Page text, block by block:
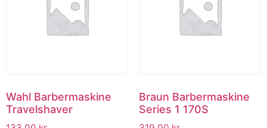
Wahl Barbermaskine
Travelshaver
Braun Barbermaskine
Series 1 170S